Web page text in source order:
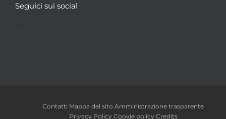
Seguici sui social
Contatti Mappa del sito Amministrazione trasparente
Privacy Policy Cookie policy Credits